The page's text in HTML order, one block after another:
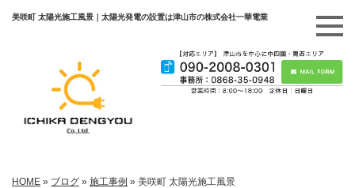
美咲町 太陽光施工風景｜太陽光発電の設置は津山市の株式会社一華電業
HOME » ブログ » 施工事例 » 美咲町 太陽光施工風景